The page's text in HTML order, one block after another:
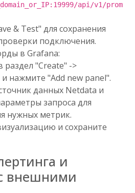
api/v1/prom
& Test" для сохранения
подключения.
в Grafana:
раздел "Create" ->
нажмите "Add new panel".
данных Netdata и
запроса для
нужных метрик.
и сохраните
и
внешними